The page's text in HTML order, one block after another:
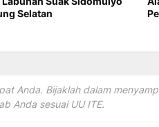
Selatan
Anda. Bijaklah dalam
Anda sesuai UU ITE.